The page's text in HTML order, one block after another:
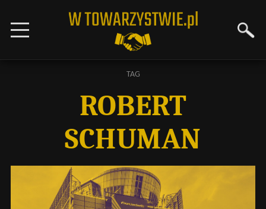
TAG
ROBERT
SCHUMAN